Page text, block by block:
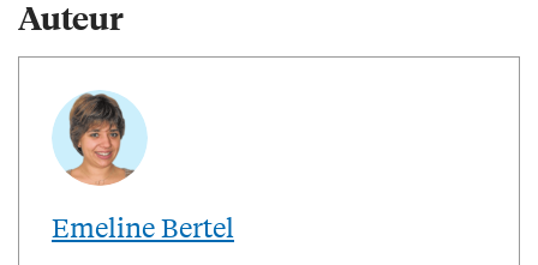
Auteur
Emeline Bertel